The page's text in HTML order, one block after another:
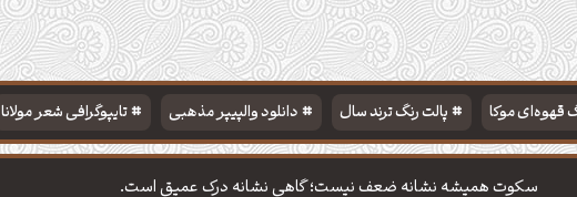
قهوه‌ای موکا پالت رنگ ترند سال دانلود والپیپر مذهبی تایپوگرافی شعر مولانا
سکوت همیشه نشانه ضعف نیست؛ گاهی نشانه درک عمیق است.